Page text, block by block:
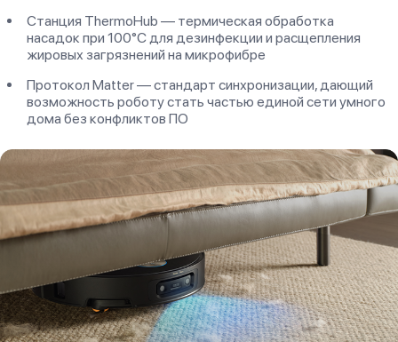
Станция ThermoHub — термическая обработка
насадок при 100°C для дезинфекции и расщепления
жировых загрязнений на микрофибре
Протокол Matter — стандарт синхронизации, дающий
возможность роботу стать частью единой сети умного
дома без конфликтов ПО